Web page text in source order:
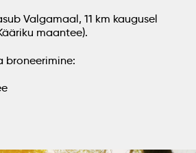
Valgamaal, 11 km kaugusel
maantee).
broneerimine: